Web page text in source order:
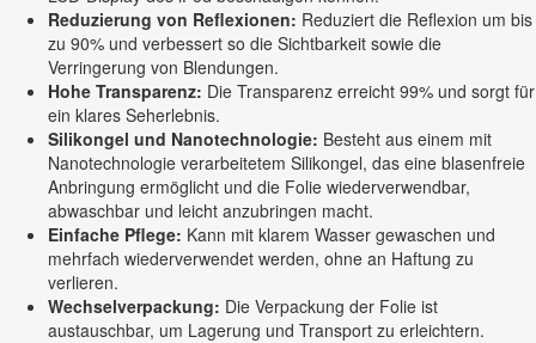
Reduzierung von Reflexionen: Reduziert die Reflexion um bis
zu 90% und verbessert so die Sichtbarkeit sowie die
Verringerung von Blendungen.
Hohe Transparenz: Die Transparenz erreicht 99% und sorgt für
ein klares Seherlebnis.
Silikongel und Nanotechnologie: Besteht aus einem mit
Nanotechnologie verarbeitetem Silikongel, das eine blasenfreie
Anbringung ermöglicht und die Folie wiederverwendbar,
abwaschbar und leicht anzubringen macht.
Einfache Pflege: Kann mit klarem Wasser gewaschen und
mehrfach wiederverwendet werden, ohne an Haftung zu
verlieren.
Wechselverpackung: Die Verpackung der Folie ist
austauschbar, um Lagerung und Transport zu erleichtern.